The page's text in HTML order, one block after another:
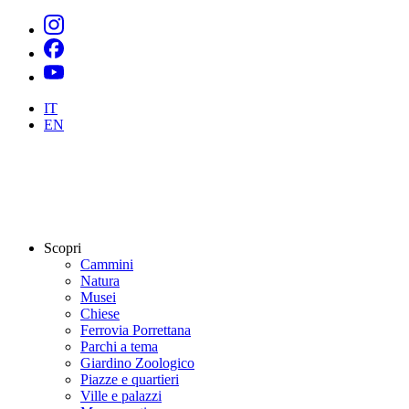
IT
EN
Scopri
Cammini
Natura
Musei
Chiese
Ferrovia Porrettana
Parchi a tema
Giardino Zoologico
Piazze e quartieri
Ville e palazzi